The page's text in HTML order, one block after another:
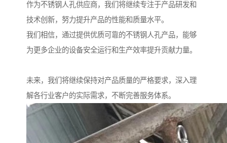
作为不锈钢人孔供应商，我们将继续专注于产品研发和
技术创新，努力提升产品的性能和质量水平。
我们相信，通过提供优质可靠的不锈钢人孔产品，能够
为更多企业的设备安全运行和生产效率提升贡献力量。
未来，我们将继续保持对产品质量的严格要求，深入理
解各行业客户的实际需求，不断完善服务体系。